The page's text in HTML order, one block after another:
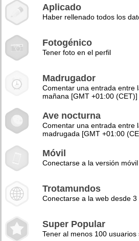
Aplicado
Haber rellenado todos los
Fotogénico
Tener foto en el perfil
Madrugador
Comentar una entrada entre
mañana [GMT +01:00 (CET)]
Ave nocturna
Comentar una entrada entre
madrugada [GMT +01:00
Móvil
Conectarse a la versión
Trotamundos
Conectarse a la web desde
Super Popular
Tener al menos 100 usuarios